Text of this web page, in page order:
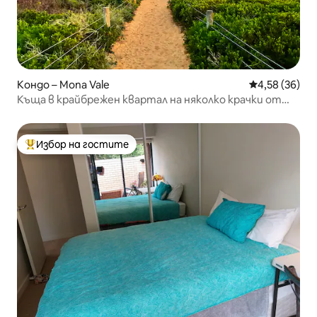
Кондо – Mona Vale Средна
4,58 (36)
Къща в крайбрежен квартал на няколко крачки от
Най-популярен избор на гостите
Избор на гостите